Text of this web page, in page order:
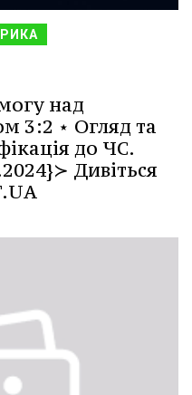
над
3:2 ⋆ Огляд та
до ЧС.
Дивіться